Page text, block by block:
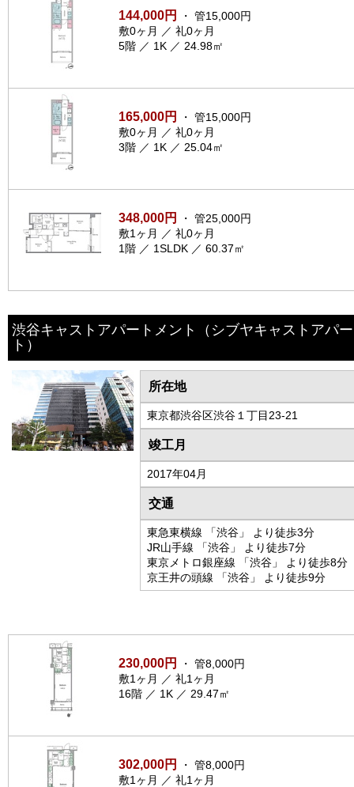
144,000円
・ 管15,000円
敷0ヶ月 ／ 礼0ヶ月
5階 ／ 1K ／ 24.98㎡
165,000円
・ 管15,000円
敷0ヶ月 ／ 礼0ヶ月
3階 ／ 1K ／ 25.04㎡
348,000円
・ 管25,000円
敷1ヶ月 ／ 礼0ヶ月
1階 ／ 1SLDK ／ 60.37㎡
渋谷キャストアパートメント
（シブヤキャストアパ
ト）
所在地
東京都渋谷区渋谷１丁目23-21
竣工月
2017年04月
交通
東急東横線 「渋谷」 より徒歩3分
JR山手線 「渋谷」 より徒歩7分
東京メトロ銀座線 「渋谷」 より徒歩8分
京王井の頭線 「渋谷」 より徒歩9分
230,000円
・ 管8,000円
敷1ヶ月 ／ 礼1ヶ月
16階 ／ 1K ／ 29.47㎡
302,000円
・ 管8,000円
敷1ヶ月 ／ 礼1ヶ月